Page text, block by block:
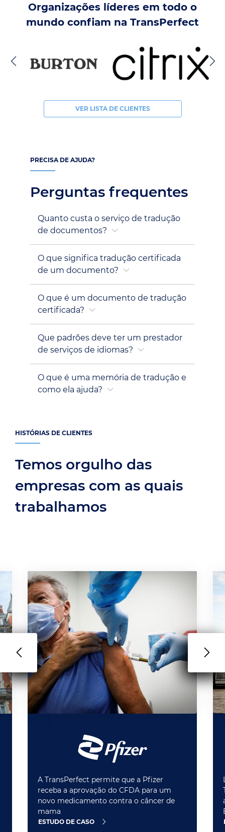
Organizações líderes em todo o
mundo confiam na TransPerfect
VER LISTA DE CLIENTES
PRECISA DE AJUDA?
Perguntas frequentes
Quanto custa o serviço de tradução
de documentos?
O que significa tradução certificada
de um documento?
O que é um documento de tradução
certificada?
Que padrões deve ter um prestador
de serviços de idiomas?
O que é uma memória de tradução e
como ela ajuda?
HISTÓRIAS DE CLIENTES
Temos orgulho das
empresas com as quais
trabalhamos
A TransPerfect permite que a Pfizer
receba a aprovação do CFDA para um
novo medicamento contra o câncer de
mama
ESTUDO DE CASO